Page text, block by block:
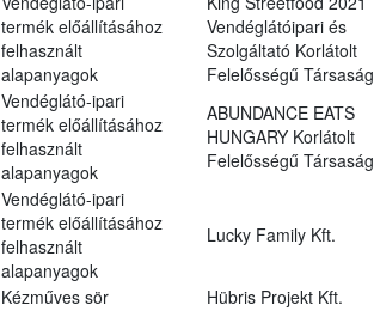
termék előállításához
felhasznált
alapanyagok
Vendéglátóipari és
Szolgáltató Korlátolt
Felelősségű Társaság
Vendéglátó-ipari
termék előállításához
felhasznált
alapanyagok
ABUNDANCE EATS
HUNGARY Korlátolt
Felelősségű Társaság
Vendéglátó-ipari
termék előállításához
felhasznált
alapanyagok
Lucky Family Kft.
Kézműves sör Hübris Projekt Kft.